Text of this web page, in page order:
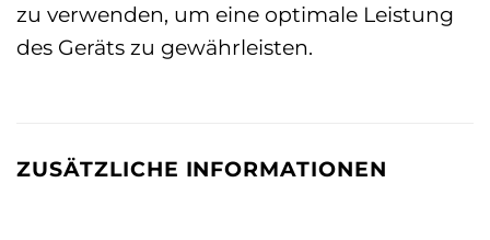
zu verwenden, um eine optimale Leistung
des Geräts zu gewährleisten.
ZUSÄTZLICHE INFORMATIONEN